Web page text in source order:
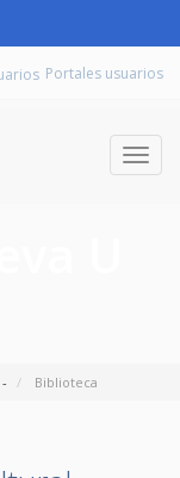
Portales usuarios
- Biblioteca